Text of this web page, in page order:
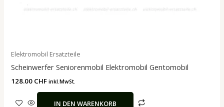
Elektromobil Ersatzteile
Scheinwerfer Seniorenmobil Elektromobil Gentomobil
128.00 CHF inkl.MwSt.
IN DEN WARENKORB